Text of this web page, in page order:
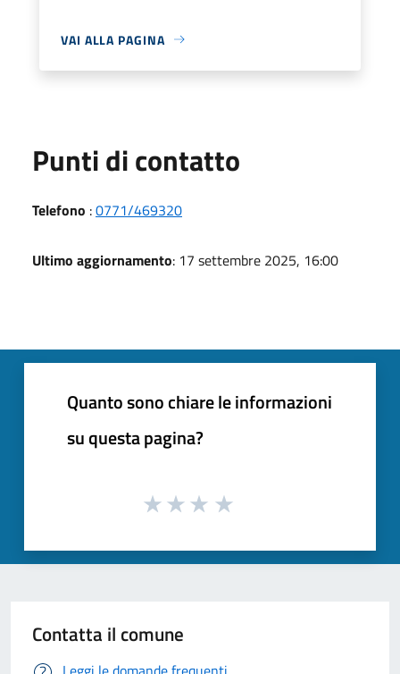
VAI ALLA PAGINA
Punti di contatto
Telefono :0771/469320
Ultimo aggiornamento: 17 settembre 2025, 16:00
Quanto sono chiare le informazioni
su questa pagina?
Contatta il comune